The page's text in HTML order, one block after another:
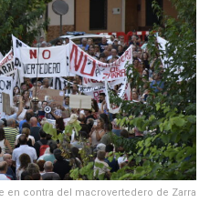
en contra del macrovertedero de Zarra